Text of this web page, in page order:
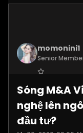
momonini1
Senior
Posts:5399
Sóng M&A
nghệ lên
đầu tư?